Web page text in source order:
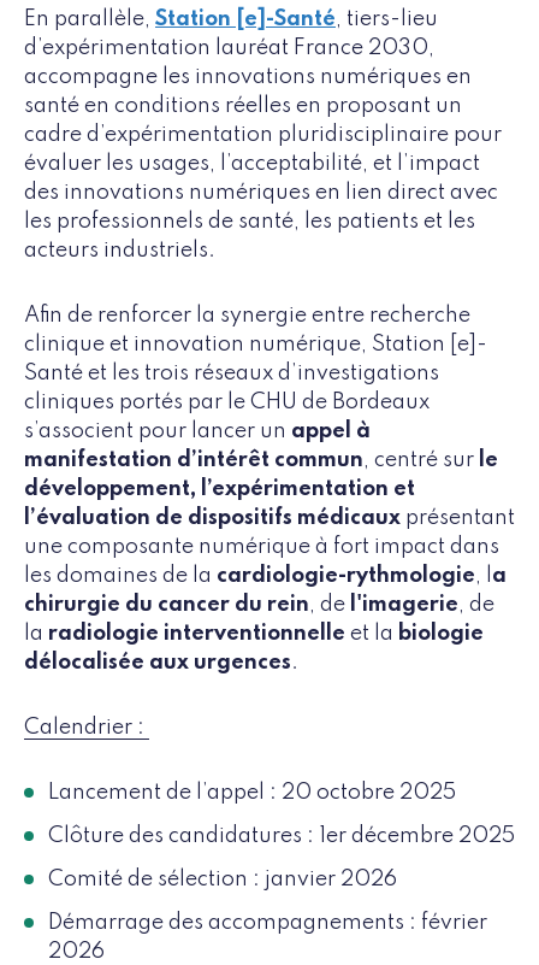
En parallèle, Station [e]-Santé, tiers-lieu
d’expérimentation lauréat France 2030,
accompagne les innovations numériques en
santé en conditions réelles en proposant un
cadre d’expérimentation pluridisciplinaire pour
évaluer les usages, l’acceptabilité, et l’impact
des innovations numériques en lien direct avec
les professionnels de santé, les patients et les
acteurs industriels.
Afin de renforcer la synergie entre recherche
clinique et innovation numérique, Station [e]-
Santé et les trois réseaux d’investigations
cliniques portés par le CHU de Bordeaux
s’associent pour lancer un appel à
manifestation d’intérêt commun, centré sur le
développement, l’expérimentation et
l’évaluation de dispositifs médicaux présentant
une composante numérique à fort impact dans
les domaines de la cardiologie-rythmologie, l a
chirurgie du cancer du rein, de l'imagerie, de
la radiologie interventionnelle et la biologie
délocalisée aux urgences.
Calendrier :
Lancement de l’appel : 20 octobre 2025
Clôture des candidatures : 1er décembre 2025
Comité de sélection : janvier 2026
Démarrage des accompagnements : février
2026